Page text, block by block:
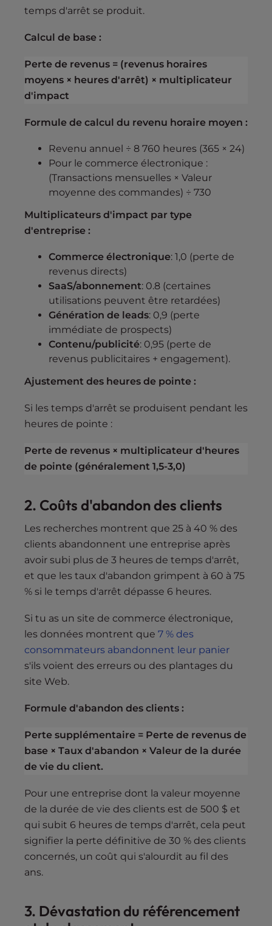
temps d'arrêt se produit.
Calcul de base :
Perte de revenus = (revenus horaires
moyens × heures d'arrêt) × multiplicateur
d'impact
Formule de calcul du revenu horaire moyen :
Revenu annuel ÷ 8 760 heures (365 × 24)
Pour le commerce électronique :
(Transactions mensuelles × Valeur
moyenne des commandes) ÷ 730
Multiplicateurs d'impact par type
d'entreprise :
Commerce électronique: 1,0 (perte de
revenus directs)
SaaS/abonnement: 0.8 (certaines
utilisations peuvent être retardées)
Génération de leads: 0,9 (perte
immédiate de prospects)
Contenu/publicité: 0,95 (perte de
revenus publicitaires + engagement).
Ajustement des heures de pointe :
Si les temps d'arrêt se produisent pendant les
heures de pointe :
Perte de revenus × multiplicateur d'heures
de pointe (généralement 1,5-3,0)
2. Coûts d'abandon des clients
Les recherches montrent que 25 à 40 % des
clients abandonnent une entreprise après
avoir subi plus de 3 heures de temps d'arrêt,
et que les taux d'abandon grimpent à 60 à 75
% si le temps d'arrêt dépasse 6 heures.
Si tu as un site de commerce électronique,
les données montrent que 7 % des
consommateurs abandonnent leur panier
s'ils voient des erreurs ou des plantages du
site Web.
Formule d'abandon des clients :
Perte supplémentaire = Perte de revenus de
base × Taux d'abandon × Valeur de la durée
de vie du client.
Pour une entreprise dont la valeur moyenne
de la durée de vie des clients est de 500 $ et
qui subit 6 heures de temps d'arrêt, cela peut
signifier la perte définitive de 30 % des clients
concernés, un coût qui s'alourdit au fil des
ans.
3. Dévastation du référencement